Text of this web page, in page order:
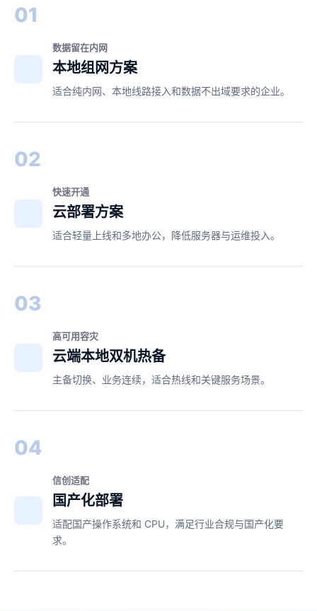
01
数据留在内网
本地组网方案
适合纯内网、本地线路接入和数据不出域要求的企业。
02
快速开通
云部署方案
适合轻量上线和多地办公，降低服务器与运维投入。
03
高可用容灾
云端本地双机热备
主备切换、业务连续，适合热线和关键服务场景。
04
信创适配
国产化部署
适配国产操作系统和 CPU，满足行业合规与国产化要
求。